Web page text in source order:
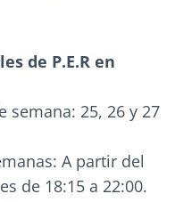
de P.E.R en
semana: 25, 26 y 27
A partir del
de 18:15 a 22:00.